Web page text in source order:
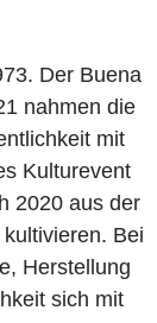
Der Buena
nahmen die
mit
Kulturevent
2020 aus der
Bei
Herstellung
sich mit